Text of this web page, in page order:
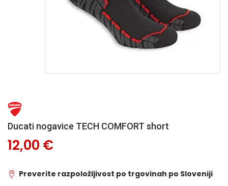
Ducati nogavice TECH COMFORT short
12,00 €
Preverite razpoložljivost po trgovinah po Sloveniji